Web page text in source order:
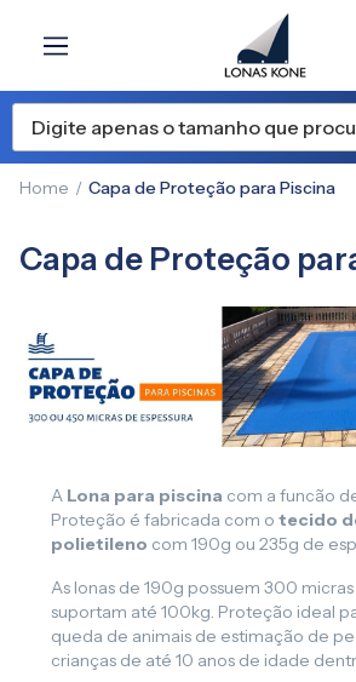
Home Capa de Proteção para Piscina
Capa de Proteção
A Lona para piscina com a funcão
Proteção é fabricada com o tecido
polietileno com 190g ou 235g de
As lonas de 190g possuem 300
suportam até 100kg. Proteção ideal
queda de animais de estimação de
crianças de até 10 anos de idade